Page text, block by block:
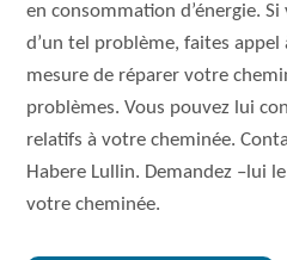
en consommation d’énergie.
d’un tel problème, faites appel
mesure de réparer votre
problèmes. Vous pouvez lui
relatifs à votre cheminée.
Habere Lullin. Demandez –lui
votre cheminée.